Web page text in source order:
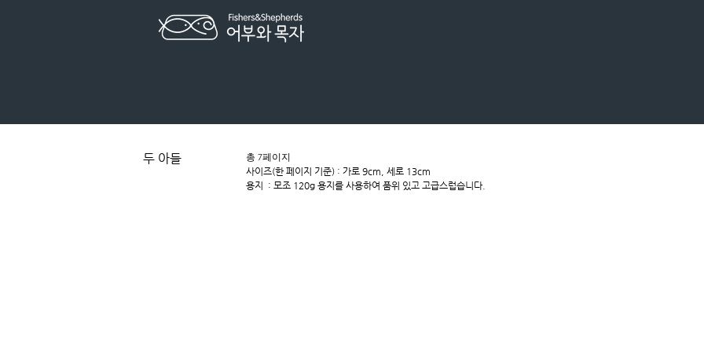
두 아들 ​총 7페이지
​사이즈(한 페이지 기준) : 가로 9cm, 세로 13cm
용지​ : 모조 120g 용지를 사용하여 품위 있고 고급스럽습니다.